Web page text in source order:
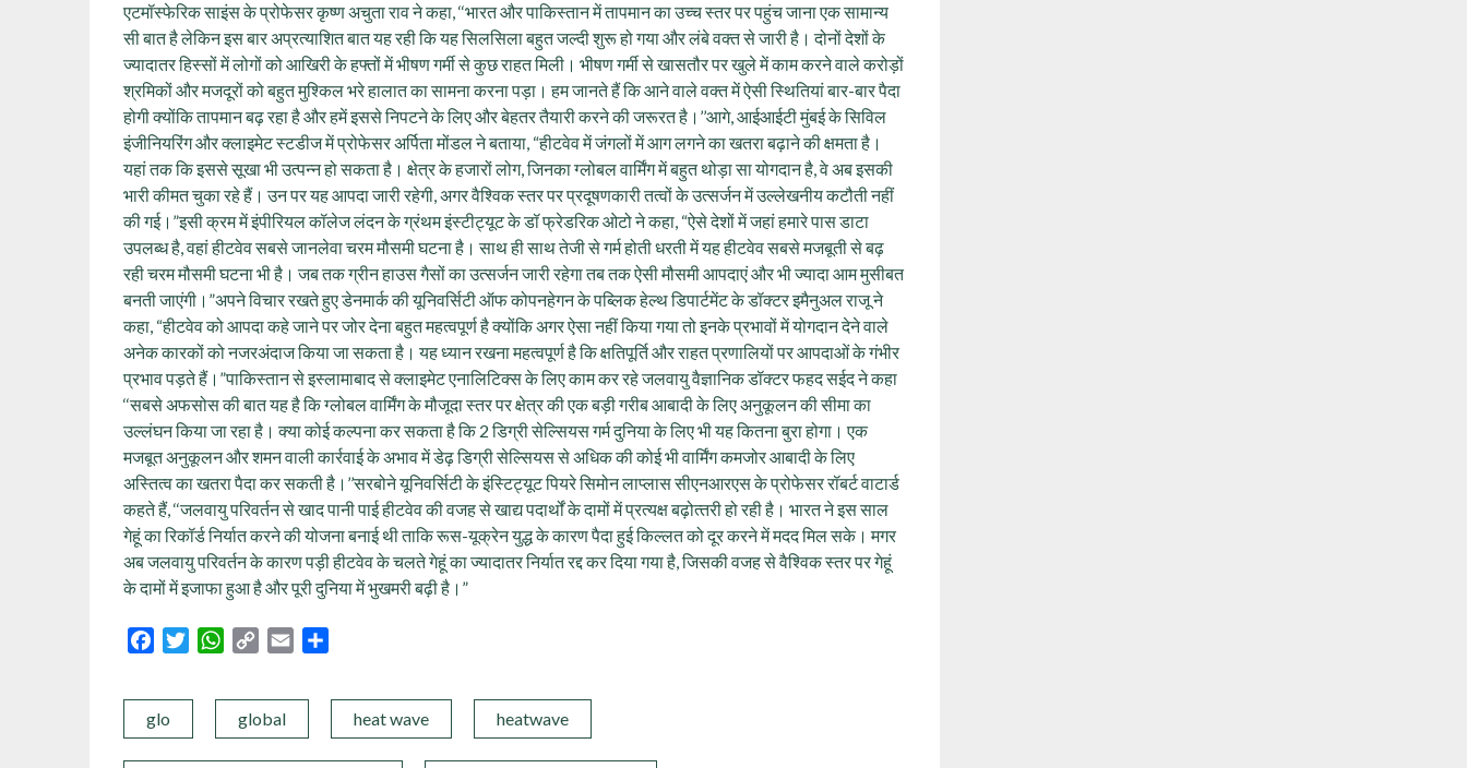
एटमॉस्फेरिक साइंस के प्रोफेसर कृष्ण अचुता राव ने कहा, ‘‘भारत और पाकिस्तान में तापमान का उच्च स्तर पर पहुंच जाना एक सामान्य
सी बात है लेकिन इस बार अप्रत्याशित बात यह रही कि यह सिलसिला बहुत जल्दी शुरू हो गया और लंबे वक्त से जारी है। दोनों देशों के
ज्यादातर हिस्सों में लोगों को आखिरी के हफ्तों में भीषण गर्मी से कुछ राहत मिली। भीषण गर्मी से खासतौर पर खुले में काम करने वाले करोड़ों
श्रमिकों और मजदूरों को बहुत मुश्किल भरे हालात का सामना करना पड़ा। हम जानते हैं कि आने वाले वक्त में ऐसी स्थितियां बार-बार पैदा
होगी क्योंकि तापमान बढ़ रहा है और हमें इससे निपटने के लिए और बेहतर तैयारी करने की जरूरत है।’’आगे, आईआईटी मुंबई के सिविल
इंजीनियरिंग और क्लाइमेट स्टडीज में प्रोफेसर अर्पिता मोंडल ने बताया, “हीटवेव में जंगलों में आग लगने का खतरा बढ़ाने की क्षमता है।
यहां तक कि इससे सूखा भी उत्पन्न हो सकता है। क्षेत्र के हजारों लोग, जिनका ग्लोबल वार्मिंग में बहुत थोड़ा सा योगदान है, वे अब इसकी
भारी कीमत चुका रहे हैं। उन पर यह आपदा जारी रहेगी, अगर वैश्विक स्तर पर प्रदूषणकारी तत्वों के उत्सर्जन में उल्लेखनीय कटौती नहीं
की गई।”इसी क्रम में इंपीरियल कॉलेज लंदन के ग्रंथम इंस्टीट्यूट के डॉ फ्रेडरिक ओटो ने कहा, “ऐसे देशों में जहां हमारे पास डाटा
उपलब्ध है, वहां हीटवेव सबसे जानलेवा चरम मौसमी घटना है। साथ ही साथ तेजी से गर्म होती धरती में यह हीटवेव सबसे मजबूती से बढ़
रही चरम मौसमी घटना भी है। जब तक ग्रीन हाउस गैसों का उत्सर्जन जारी रहेगा तब तक ऐसी मौसमी आपदाएं और भी ज्यादा आम मुसीबत
बनती जाएंगी।”अपने विचार रखते हुए डेनमार्क की यूनिवर्सिटी ऑफ कोपनहेगन के पब्लिक हेल्थ डिपार्टमेंट के डॉक्टर इमैनुअल राजू ने
कहा, “हीटवेव को आपदा कहे जाने पर जोर देना बहुत महत्वपूर्ण है क्योंकि अगर ऐसा नहीं किया गया तो इनके प्रभावों में योगदान देने वाले
अनेक कारकों को नजरअंदाज किया जा सकता है। यह ध्यान रखना महत्वपूर्ण है कि क्षतिपूर्ति और राहत प्रणालियों पर आपदाओं के गंभीर
प्रभाव पड़ते हैं।”पाकिस्तान से इस्लामाबाद से क्लाइमेट एनालिटिक्स के लिए काम कर रहे जलवायु वैज्ञानिक डॉक्टर फहद सईद ने कहा
‘‘सबसे अफसोस की बात यह है कि ग्लोबल वार्मिंग के मौजूदा स्तर पर क्षेत्र की एक बड़ी गरीब आबादी के लिए अनुकूलन की सीमा का
उल्लंघन किया जा रहा है। क्या कोई कल्पना कर सकता है कि 2 डिग्री सेल्सियस गर्म दुनिया के लिए भी यह कितना बुरा होगा। एक
मजबूत अनुकूलन और शमन वाली कार्रवाई के अभाव में डेढ़ डिग्री सेल्सियस से अधिक की कोई भी वार्मिंग कमजोर आबादी के लिए
अस्तित्व का खतरा पैदा कर सकती है।’’सरबोने यूनिवर्सिटी के इंस्टिट्यूट पियरे सिमोन लाप्लास सीएनआरएस के प्रोफेसर रॉबर्ट वाटार्ड
कहते हैं, ‘‘जलवायु परिवर्तन से खाद पानी पाई हीटवेव की वजह से खाद्य पदार्थों के दामों में प्रत्यक्ष बढ़ोत्‍तरी हो रही है। भारत ने इस साल
गेहूं का रिकॉर्ड निर्यात करने की योजना बनाई थी ताकि रूस-यूक्रेन युद्ध के कारण पैदा हुई किल्लत को दूर करने में मदद मिल सके। मगर
अब जलवायु परिवर्तन के कारण पड़ी हीटवेव के चलते गेहूं का ज्यादातर निर्यात रद्द कर दिया गया है, जिसकी वजह से वैश्विक स्तर पर गेहूं
के दामों में इजाफा हुआ है और पूरी दुनिया में भुखमरी बढ़ी है।”
FacebookTwitterWhatsApp
Copy
Email
glo global heat wave heatwave